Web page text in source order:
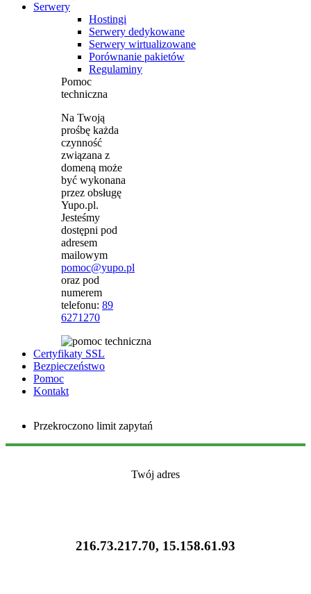
Serwery
Hostingi
Serwery dedykowane
Serwery wirtualizowane
Porównanie pakietów
Regulaminy
Pomoc
techniczna
Na Twoją
prośbę każda
czynność
związana z
domeną może
być wykonana
przez obsługę
Yupo.pl.
Jesteśmy
dostępni pod
adresem
mailowym
pomoc@yupo.pl
oraz pod
numerem
telefonu: 89
6271270
Certyfikaty SSL
Bezpieczeństwo
Pomoc
Kontakt
Przekroczono limit zapytań
Twój adres
216.73.217.70, 15.158.61.93